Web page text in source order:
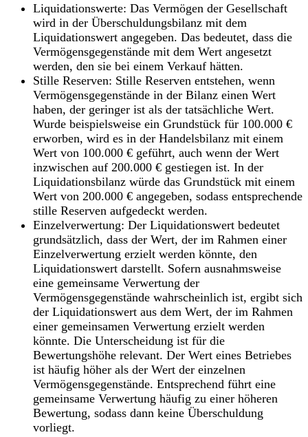
Liquidationswerte: Das Vermögen der Gesellschaft
wird in der Überschuldungsbilanz mit dem
Liquidationswert angegeben. Das bedeutet, dass die
Vermögensgegenstände mit dem Wert angesetzt
werden, den sie bei einem Verkauf hätten.
Stille Reserven: Stille Reserven entstehen, wenn
Vermögensgegenstände in der Bilanz einen Wert
haben, der geringer ist als der tatsächliche Wert.
Wurde beispielsweise ein Grundstück für 100.000 €
erworben, wird es in der Handelsbilanz mit einem
Wert von 100.000 € geführt, auch wenn der Wert
inzwischen auf 200.000 € gestiegen ist. In der
Liquidationsbilanz würde das Grundstück mit einem
Wert von 200.000 € angegeben, sodass entsprechende
stille Reserven aufgedeckt werden.
Einzelverwertung: Der Liquidationswert bedeutet
grundsätzlich, dass der Wert, der im Rahmen einer
Einzelverwertung erzielt werden könnte, den
Liquidationswert darstellt. Sofern ausnahmsweise
eine gemeinsame Verwertung der
Vermögensgegenstände wahrscheinlich ist, ergibt sich
der Liquidationswert aus dem Wert, der im Rahmen
einer gemeinsamen Verwertung erzielt werden
könnte. Die Unterscheidung ist für die
Bewertungshöhe relevant. Der Wert eines Betriebes
ist häufig höher als der Wert der einzelnen
Vermögensgegenstände. Entsprechend führt eine
gemeinsame Verwertung häufig zu einer höheren
Bewertung, sodass dann keine Überschuldung
vorliegt.